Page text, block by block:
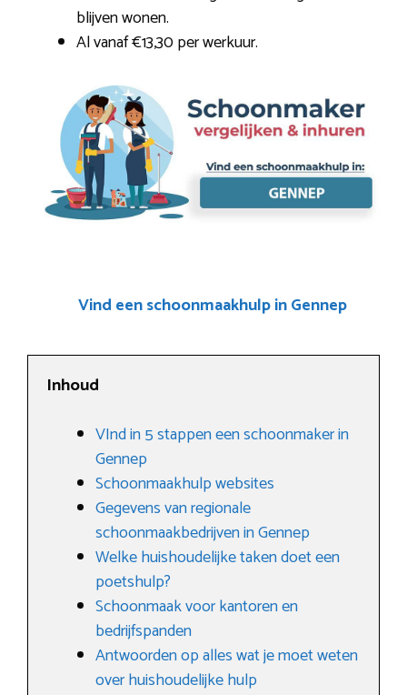
blijven wonen.
Al vanaf €13,30 per werkuur.
Vind een schoonmaakhulp in Gennep
Inhoud
VInd in 5 stappen een schoonmaker in
Gennep
Schoonmaakhulp websites
Gegevens van regionale
schoonmaakbedrijven in Gennep
Welke huishoudelijke taken doet een
poetshulp?
Schoonmaak voor kantoren en
bedrijfspanden
Antwoorden op alles wat je moet weten
over huishoudelijke hulp